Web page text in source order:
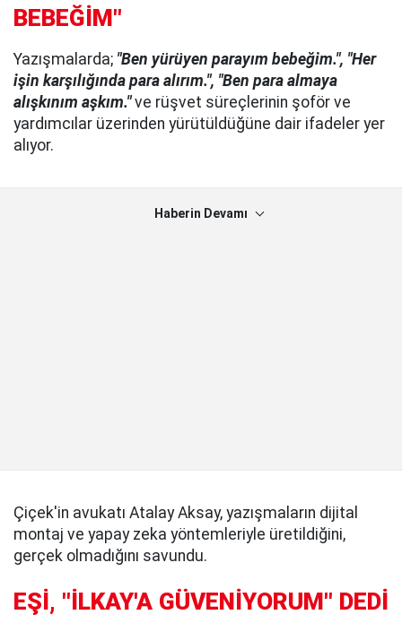
BEBEĞİM"
Yazışmalarda; "Ben yürüyen parayım bebeğim.", "Her
işin karşılığında para alırım.", "Ben para almaya
alışkınım aşkım."ve rüşvet süreçlerinin şoför ve
yardımcılar üzerinden yürütüldüğüne dair ifadeler yer
alıyor.
Haberin Devamı
Çiçek'in avukatı Atalay Aksay, yazışmaların dijital
montaj ve yapay zeka yöntemleriyle üretildiğini,
gerçek olmadığını savundu.
EŞİ, "İLKAY'A GÜVENİYORUM" DEDİ